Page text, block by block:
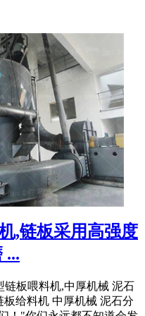
,链板采用高强度
...
链板喂料机,中厚机械 泥石
板给料机 中厚机械 泥石分